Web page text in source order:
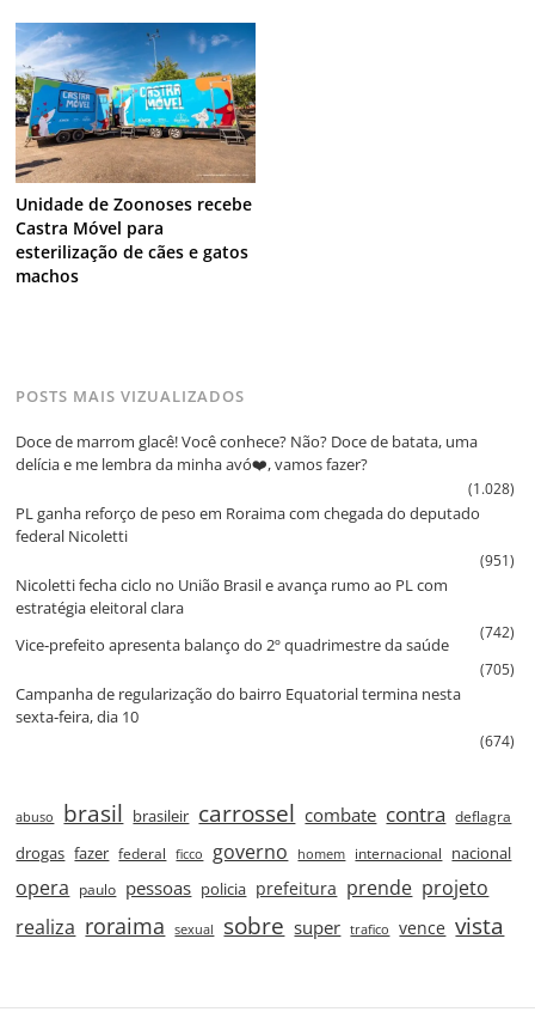
Unidade de Zoonoses recebe
Castra Móvel para
esterilização de cães e gatos
machos
POSTS MAIS VIZUALIZADOS
Doce de marrom glacê! Você conhece? Não? Doce de batata, uma
delícia e me lembra da minha avó❤️, vamos fazer?
(1.028)
PL ganha reforço de peso em Roraima com chegada do deputado
federal Nicoletti
(951)
Nicoletti fecha ciclo no União Brasil e avança rumo ao PL com
estratégia eleitoral clara
(742)
Vice‑prefeito apresenta balanço do 2º quadrimestre da saúde
(705)
Campanha de regularização do bairro Equatorial termina nesta
sexta‑feira, dia 10
(674)
abuso brasil brasileir carrossel combate contra deflagra
drogas fazer federal ficco governo homem internacional nacional
opera paulo pessoas policia prefeitura prende projeto
realiza roraima sexual sobre super trafico vence vista